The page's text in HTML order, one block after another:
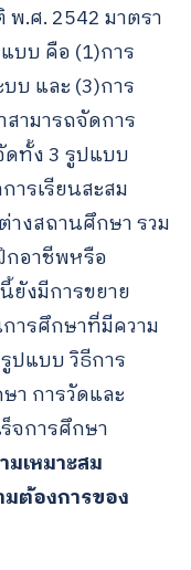
.ศ. 2542 มาตรา
บบ คือ (1)การ
บ และ (3)การ
ามารถจัดการ
ทั้ง 3 รูปแบบ
ารเรียนสะสม
งสถานศึกษา รวม
กอาชีพหรือ
ยังมีการขยาย
การศึกษาที่มีความ
ปแบบ วิธีการ
า การวัดและ
จการศึกษา
มเหมาะสม
ต้องการของ